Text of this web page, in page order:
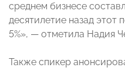
среднем бизнесе
десятилетие назад этот
5%», — отметила Надия
Также спикер